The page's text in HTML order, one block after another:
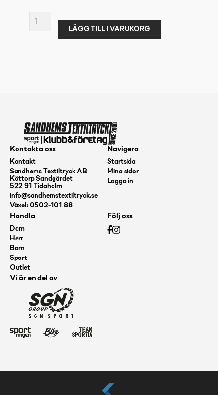
ARENA
LÄGG TILL I VARUKORG
Kontakta oss
Kontakt
Sandhems Textiltryck AB
Köttorp Sandgärdet
522 91 Tidaholm
info@sandhemstextiltryck.se
Växel: 0502-101 88
Navigera
Startsida
Mina sidor
Logga in
Handla
Dam
Herr
Barn
Sport
Outlet
Följ oss
Vi är en del av